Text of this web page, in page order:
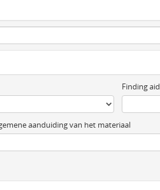
Finding aid
aanduiding van het materiaal